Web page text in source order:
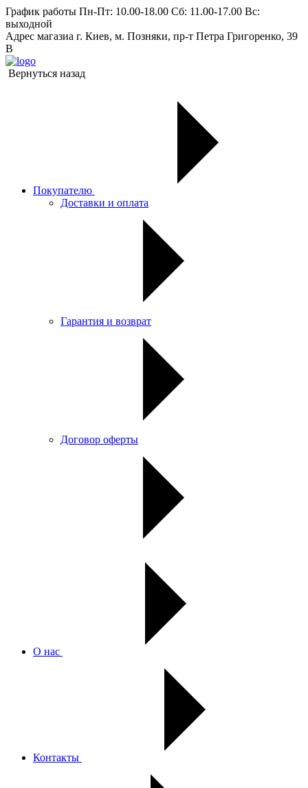
График работы Пн-Пт: 10.00-18.00 Сб: 11.00-17.00 Вс:
выходной
Адрес магазиа г. Киев, м. Позняки, пр-т Петра Григоренко, 39
В
Вернуться назад
Покупателю
Доставки и оплата
Гарантия и возврат
Договор оферты
О нас
Контакты